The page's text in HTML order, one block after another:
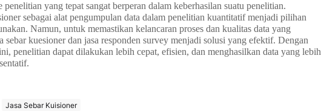
penelitian yang tepat sangat berperan dalam keberhasilan suatu penelitian.
sebagai alat pengumpulan data dalam penelitian kuantitatif menjadi pilihan
Namun, untuk memastikan kelancaran proses dan kualitas data yang
sebar kuesioner dan jasa responden survey menjadi solusi yang efektif. Dengan
penelitian dapat dilakukan lebih cepat, efisien, dan menghasilkan data yang lebih
Jasa Sebar Kuisioner